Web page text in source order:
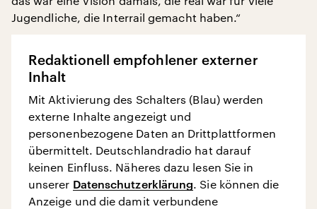
Jugendliche, die Interrail gemacht haben.“
Redaktionell empfohlener externer
Inhalt
Mit Aktivierung des Schalters (Blau) werden
externe Inhalte angezeigt und
personenbezogene Daten an Drittplattformen
übermittelt. Deutschlandradio hat darauf
keinen Einfluss. Näheres dazu lesen Sie in
unserer Datenschutzerklärung. Sie können die
Anzeige und die damit verbundene